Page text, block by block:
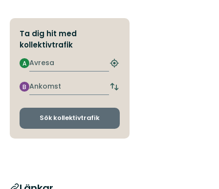
Ta dig hit med
kollektivtrafik
Avresa
A
Hitta
hållplats
Ankomst
B
Byt
och
Sök kollektivtrafik